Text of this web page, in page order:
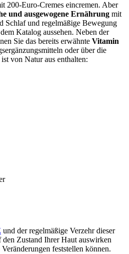
200-Euro-Cremes eincremen. Aber
und ausgewogene Ernährung mit
Schlaf und regelmäßige Bewegung
Katalog aussehen. Neben der
Sie das bereits erwähnte Vitamin
oder über die
von Natur aus enthalten:
und der regelmäßige Verzehr dieser
Zustand Ihrer Haut auswirken
feststellen können.